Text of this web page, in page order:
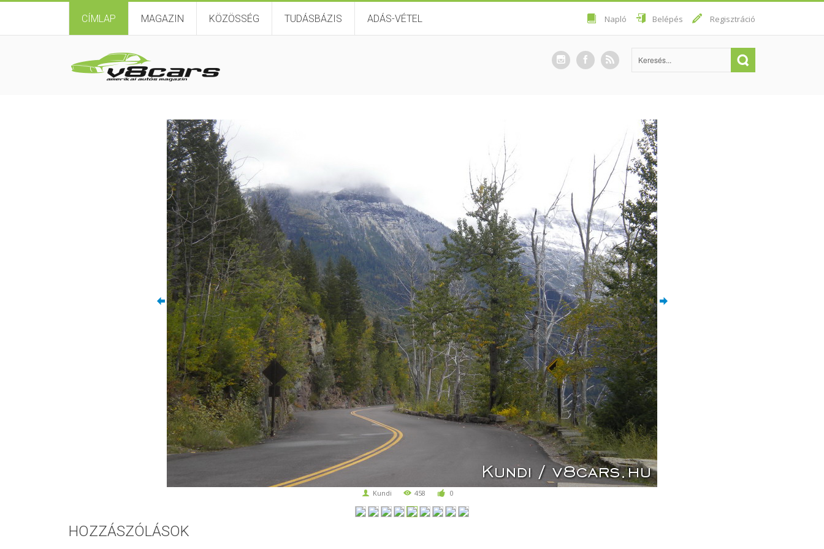
CÍMLAP MAGAZIN KÖZÖSSÉG TUDÁSBÁZIS ADÁS-VÉTEL Napló Belépés Regisztráció
Kundi 458 0
HOZZÁSZÓLÁSOK